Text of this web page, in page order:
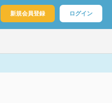
新規会員登録 ログイン